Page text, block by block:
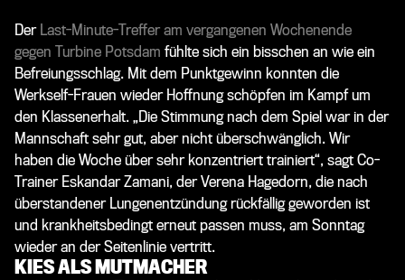
Der Last-Minute-Treffer am vergangenen Wochenende
gegen Turbine Potsdam fühlte sich ein bisschen an wie ein
Befreiungsschlag. Mit dem Punktgewinn konnten die
Werkself-Frauen wieder Hoffnung schöpfen im Kampf um
den Klassenerhalt. „Die Stimmung nach dem Spiel war in der
Mannschaft sehr gut, aber nicht überschwänglich. Wir
haben die Woche über sehr konzentriert trainiert“, sagt Co-
Trainer Eskandar Zamani, der Verena Hagedorn, die nach
überstandener Lungenentzündung rückfällig geworden ist
und krankheitsbedingt erneut passen muss, am Sonntag
wieder an der Seitenlinie vertritt.
KIES ALS MUTMACHER